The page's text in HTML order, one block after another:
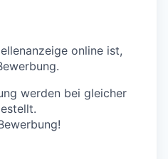
online ist,
werden bei gleicher